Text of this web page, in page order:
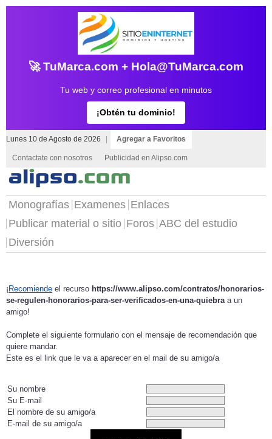
🚀 TuMarca.com + Hola@TuMarca.com
Tu web y correo profesional en minutos
¡Obtén tu dominio!
Lunes 10 de Agosto de 2026 Agregar a Favoritos
Contactate con nosotros Publicidad en Alipso.com
Monografías Examenes Enlaces
Publicar material o sitio Foros ABC del estudio
Diversión
¡ Recomiende el recurso https://www.alipso.com/contratos/honorarios-
se-regulen-honorarios-para-ser-verificados-en-una-quiebra a un
amigo!
Complete el siguiente formulario con el mensaje de recomendación que
quiere mandar.
Este es el link que le va a aparecer en el mail de su amigo/a
Su nombre
Su E-mail
El nombre de su amigo/a
E-mail de su amigo/a